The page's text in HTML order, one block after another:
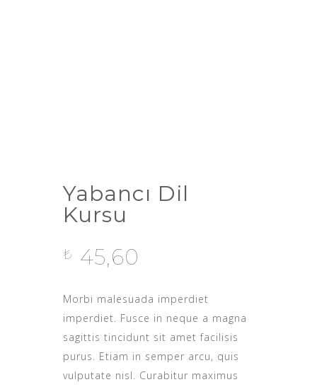
Yabancı Dil
Kursu
₺ 45,60
Morbi malesuada imperdiet
imperdiet. Fusce in neque a magna
sagittis tincidunt sit amet facilisis
purus. Etiam in semper arcu, quis
vulputate nisl. Curabitur maximus